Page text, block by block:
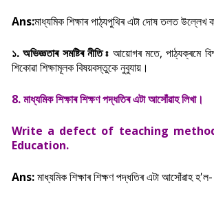
Ans:মাধ্যমিক শিক্ষাৰ পাঠ্যপুথিৰ এটা দোষ তলতউল্লেখ
১. অভিজ্ঞতাৰ সমষ্টিৰ নীতি ঃ আয়োগৰ মতে, পাঠ্যক্ৰমে
শিকোৱা শিক্ষামূলক বিষয়বস্তুকে নুবুযায়।
8.মাধ্যমিক শিক্ষাৰ শিক্ষণ পদ্ধতিৰ এটা আসোঁৱাহ লিখা।
Write a defect of teaching
Education.
Ans:মাধ্যমিক শিক্ষাৰ শিক্ষণ পদ্ধতিৰ এটা আসোঁৱাহ হ'ল-